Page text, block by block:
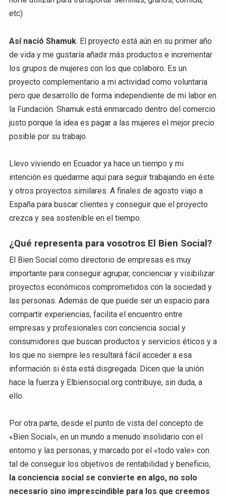
etc)
Así nació Shamuk. El proyecto está aún en su primer año
de vida y me gustaría añadir más productos e incrementar
los grupos de mujeres con los que colaboro. Es un
proyecto complementario a mi actividad como voluntaria
pero que desarrollo de forma independiente de mi labor en
la Fundación. Shamuk está enmarcado dentro del comercio
justo porque la idea es pagar a las mujeres el mejor precio
posible por su trabajo.
Llevo viviendo en Ecuador ya hace un tiempo y mi
intención es quedarme aquí para seguir trabajando en éste
y otros proyectos similares. A finales de agosto viajo a
España para buscar clientes y conseguir que el proyecto
crezca y sea sostenible en el tiempo.
¿Qué representa para vosotros El Bien Social?
El Bien Social como directorio de empresas es muy
importante para conseguir agrupar, concienciar y visibilizar
proyectos económicos comprometidos con la sociedad y
las personas. Además de que puede ser un espacio para
compartir experiencias, facilita el encuentro entre
empresas y profesionales con conciencia social y
consumidores que buscan productos y servicios éticos y a
los que no siempre les resultará fácil acceder a esa
información si ésta está disgregada. Dicen que la unión
hace la fuerza y Elbiensocial.org contribuye, sin duda, a
ello.
Por otra parte, desde el punto de vista del concepto de
«Bien Social», en un mundo a menudo insolidario con el
entorno y las personas, y marcado por el «todo vale» con
tal de conseguir los objetivos de rentabilidad y beneficio,
la conciencia social se convierte en algo, no solo
necesario sino imprescindible para los que creemos